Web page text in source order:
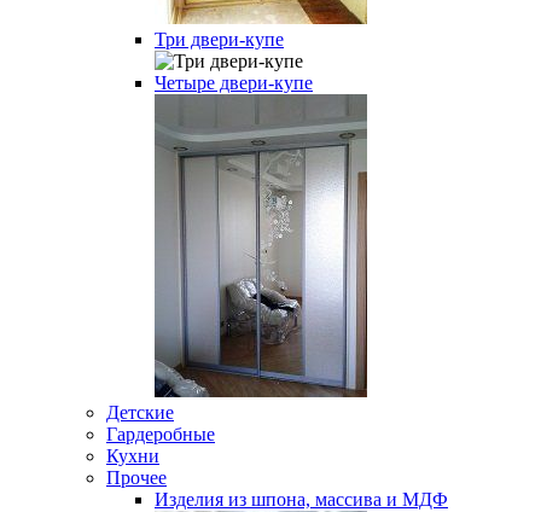
Три двери-купе
Четыре двери-купе
Детские
Гардеробные
Кухни
Прочее
Изделия из шпона, массива и МДФ